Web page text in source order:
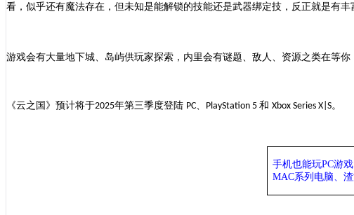
看， 似乎还有魔法存在，但未知是能解锁的技能还是武器绑定技，反正就是有丰
游戏会有大量地下城、岛屿供玩家探索，内里会有谜题、敌人、资源之类在等
《云之国 》预计将于2025年第三季度登陆 PC PlayStation 5 和 Xbox Series X|S。
手机也能玩PC游
MAC系列电脑、